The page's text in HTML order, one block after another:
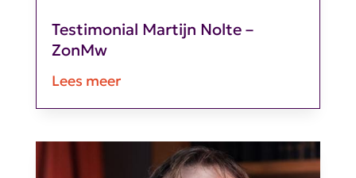
Testimonial Martijn Nolte –
ZonMw
Lees meer